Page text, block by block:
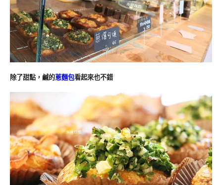
除了甜點，鹹的蔥麵包看起來也不錯